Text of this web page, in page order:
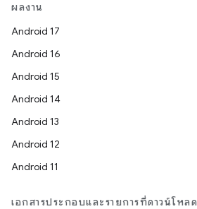
ผลงาน
Android 17
Android 16
Android 15
Android 14
Android 13
Android 12
Android 11
เอกสารประกอบและรายการที่ดาวน์โหลด